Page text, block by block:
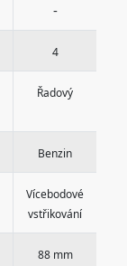
-
4
Řadový
Benzin
Vícebodové
vstřikování
88 mm